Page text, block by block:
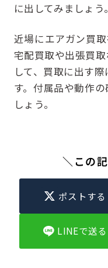
に出してみましょう。
近場にエアガン買取
宅配買取や出張買
して、買取に出す
す。付属品や動作
しょう。
＼この
ポストする
LINEで送る